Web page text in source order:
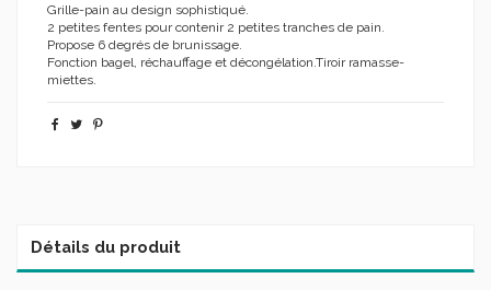
Grille-pain au design sophistiqué.
2 petites fentes pour contenir 2 petites tranches de pain.
Propose 6 degrés de brunissage.
Fonction bagel, réchauffage et décongélation.Tiroir ramasse-
miettes.
Détails du produit